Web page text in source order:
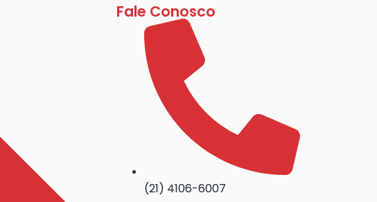
Fale Conosco
(21) 4106-6007